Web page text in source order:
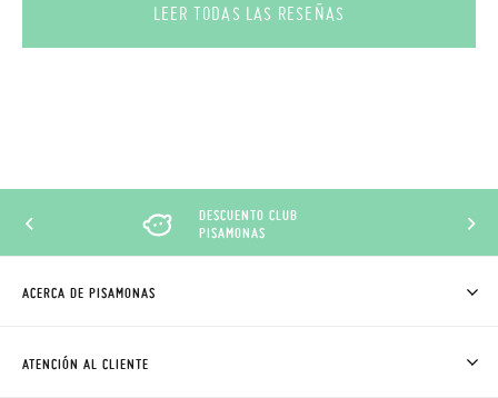
LEER TODAS LAS RESEÑAS
DESCUENTO CLUB
PISAMONAS
ACERCA DE PISAMONAS
CÓMO COMPRAR
ATENCIÓN AL CLIENTE